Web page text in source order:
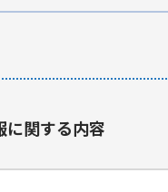
に関する内容